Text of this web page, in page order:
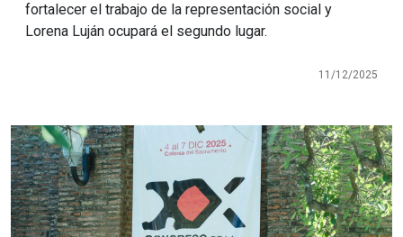
fortalecer el trabajo de la representación social y
Lorena Luján ocupará el segundo lugar.
11/12/2025
Imagen